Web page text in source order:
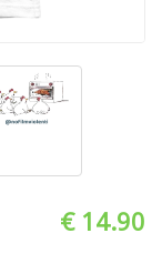
€ 14.90